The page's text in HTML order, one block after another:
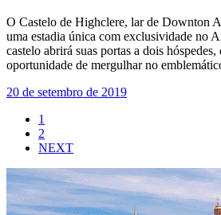
O Castelo de Highclere, lar de Downton
uma estadia única com exclusividade no
castelo abrirá suas portas a dois hóspedes,
oportunidade de mergulhar no
20 de setembro de 2019
1
2
NEXT